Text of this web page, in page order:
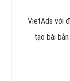
VietAds với
tạo bài